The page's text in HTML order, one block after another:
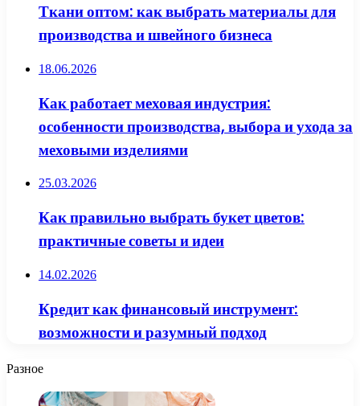
Ткани оптом: как выбрать материалы для
производства и швейного бизнеса
18.06.2026
Как работает меховая индустрия:
особенности производства, выбора и ухода за
меховыми изделиями
25.03.2026
Как правильно выбрать букет цветов:
практичные советы и идеи
14.02.2026
Кредит как финансовый инструмент:
возможности и разумный подход
Разное